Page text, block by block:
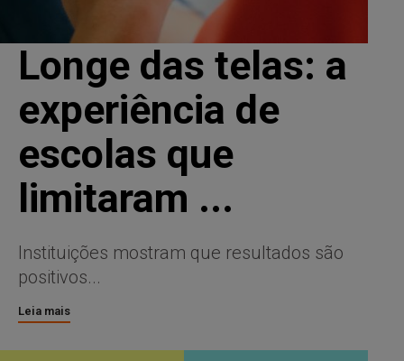
Longe das telas: a
experiência de
escolas que
limitaram ...
Instituições mostram que resultados são
positivos...
Leia mais